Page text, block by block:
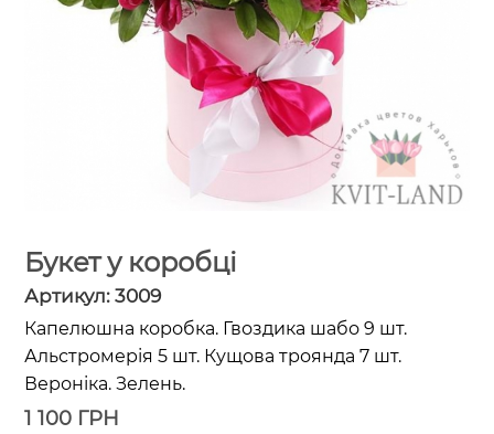
Букет у коробці
Артикул:3009
Капелюшна коробка. Гвоздика шабо 9 шт.
Альстромерія 5 шт. Кущова троянда 7 шт.
Вероніка. Зелень.
1 100 ГРН